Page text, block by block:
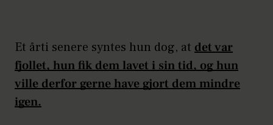
Et årti senere syntes hun dog, at det var
fjollet, hun fik dem lavet i sin tid, og hun
ville derfor gerne have gjort dem mindre
igen.